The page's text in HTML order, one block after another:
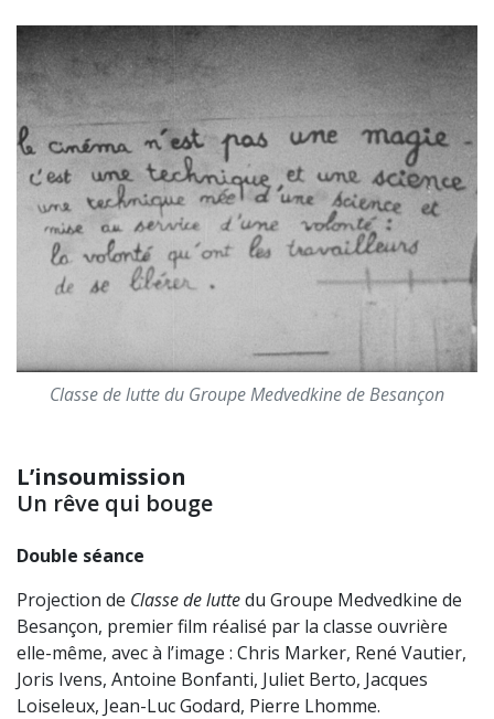
Classe de lutte du Groupe Medvedkine de Besançon
L’insoumission
Un rêve qui bouge
Double séance
Projection de Classe de luttedu Groupe Medvedkine de
Besançon, premier film réalisé par la classe ouvrière
elle-même, avec à l’image : Chris Marker, René Vautier,
Joris Ivens, Antoine Bonfanti, Juliet Berto, Jacques
Loiseleux, Jean-Luc Godard, Pierre Lhomme.